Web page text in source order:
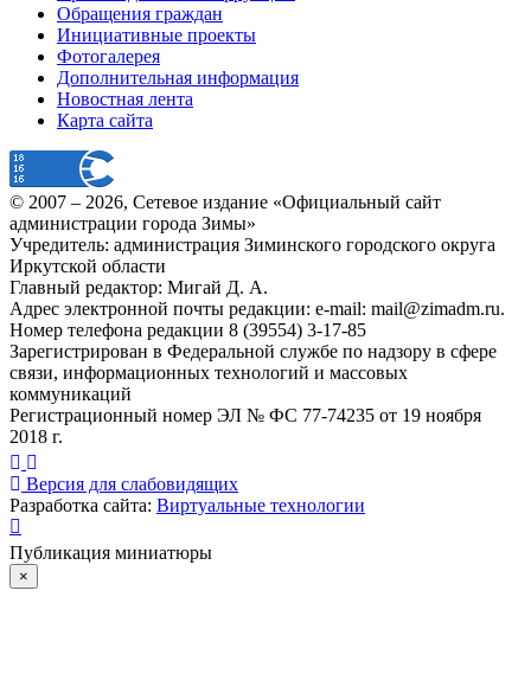
Обращения граждан
Инициативные проекты
Фотогалерея
Дополнительная информация
Новостная лента
Карта сайта
© 2007 – 2026, Сетевое издание «Официальный сайт
администрации города Зимы»
Учредитель: администрация Зиминского городского округа
Иркутской области
Главный редактор: Мигай Д. А.
Адрес электронной почты редакции: e-mail: mail@zimadm.ru.
Номер телефона редакции 8 (39554) 3-17-85
Зарегистрирован в Федеральной службе по надзору в сфере
связи, информационных технологий и массовых
коммуникаций
Регистрационный номер ЭЛ № ФС 77-74235 от 19 ноября
2018 г.
Версия для слабовидящих
Разработка сайта: Виртуальные технологии
Публикация миниатюры
×